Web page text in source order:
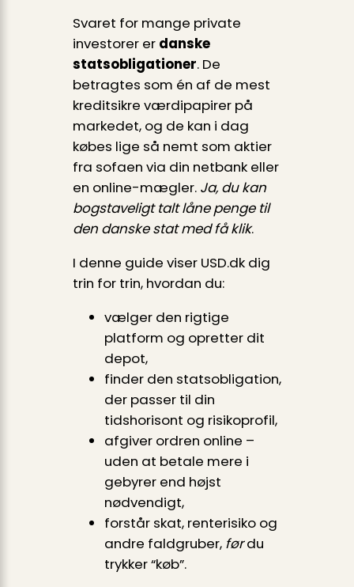
Svaret for mange private
investorer er danske
statsobligationer. De
betragtes som én af de mest
kredit­sikre værdipapirer på
markedet, og de kan i dag
købes lige så nemt som aktier
fra sofaen via din netbank eller
en online-mægler. Ja, du kan
bogstaveligt talt låne penge til
den danske stat med få klik.
I denne guide viser USD.dk dig
trin for trin, hvordan du:
vælger den rigtige
platform og opretter dit
depot,
finder den statsobligation,
der passer til din
tidshorisont og risikoprofil,
afgiver ordren online –
uden at betale mere i
gebyrer end højst
nødvendigt,
forstår skat, renterisiko og
andre faldgruber, førdu
trykker “køb”.